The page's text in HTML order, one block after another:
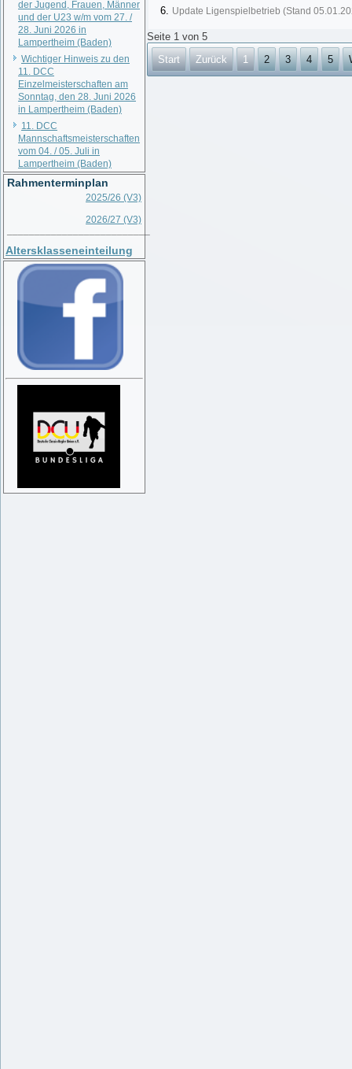
der Jugend, Frauen, Männer
und der U23 w/m vom 27. /
28. Juni 2026 in
Lampertheim (Baden)
Wichtiger Hinweis zu den
11. DCC
Einzelmeisterschaften am
Sonntag, den 28. Juni 2026
in Lampertheim (Baden)
11. DCC
Mannschaftsmeisterschaften
vom 04. / 05. Juli in
Lampertheim (Baden)
Rahmenterminplan
2025/26 (V3)
2026/27 (V3)
Altersklasseneinteilung
Update Ligenspielbetrieb (Stand
Seite 1 von 5
Start
Zurück 1 2 3 4 5